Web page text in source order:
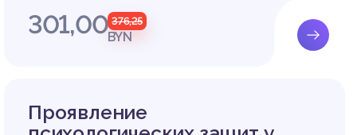
период
л
пов
влиян
301,00 376,25
BYN
Проявление